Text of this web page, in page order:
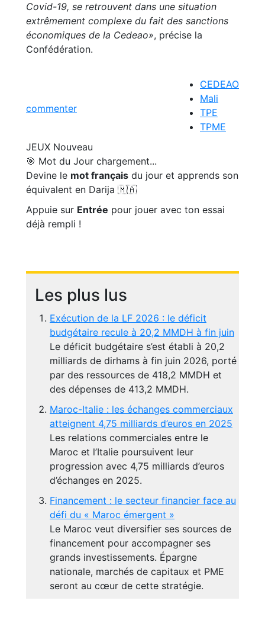
Covid-19, se retrouvent dans une situation
extrêmement complexe du fait des sanctions
économiques de la Cedeao», précise la
Confédération.
commenter
CEDEAO
Mali
TPE
TPME
JEUX Nouveau
🎯 Mot du Jour chargement...
Devine le mot français du jour et apprends son
équivalent en Darija 🇲🇦
Appuie sur Entrée pour jouer avec ton essai
déjà rempli !
Les plus lus
Exécution de la LF 2026 : le déficit
budgétaire recule à 20,2 MMDH à fin juin
Le déficit budgétaire s’est établi à 20,2
milliards de dirhams à fin juin 2026, porté
par des ressources de 418,2 MMDH et
des dépenses de 413,2 MMDH.
Maroc-Italie : les échanges commerciaux
atteignent 4,75 milliards d’euros en 2025
Les relations commerciales entre le
Maroc et l’Italie poursuivent leur
progression avec 4,75 milliards d’euros
d’échanges en 2025.
Financement : le secteur financier face au
défi du « Maroc émergent »
Le Maroc veut diversifier ses sources de
financement pour accompagner ses
grands investissements. Épargne
nationale, marchés de capitaux et PME
seront au cœur de cette stratégie.